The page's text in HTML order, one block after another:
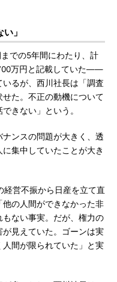
」
での5年間にわたり、計
万円と記載していた――
るが、西川社長は「調査
た。不正の動機について
きない」という。
ンスの問題が大きく、透
集中していたことが大き
営不振から日産を立て直
の人間ができなかった非
ない事実。だが、権力の
見えていた。ゴーンは実
間が限られていた」と実